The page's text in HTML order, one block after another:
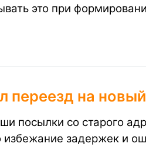
это при
переезд на
посылки со старого
избежание задержек и